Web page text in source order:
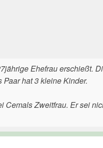
Ehefrau erschießt.
hat 3 kleine Kinder.
Cemals Zweitfrau. Er sei